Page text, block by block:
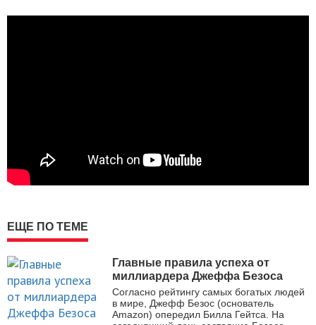
ЕЩЕ ПО ТЕМЕ
Главные правила успеха от
миллиардера Джеффа Безоса
Согласно рейтингу самых богатых людей
в мире, Джефф Безос (основатель
Amazon) опередил Билла Гейтса. На